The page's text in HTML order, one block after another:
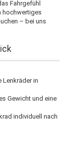
Fahrgefühl
hochwertiges
– bei uns
in
Gewicht und eine
individuell nach